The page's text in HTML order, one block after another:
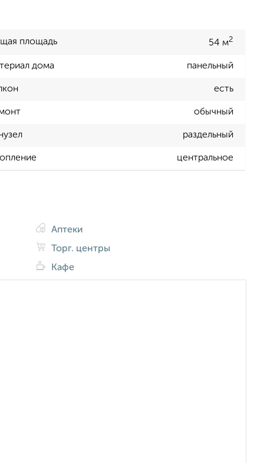
площадь 54 м2
дома панельный
есть
обычный
раздельный
центральное
Аптеки
Торг. центры
Кафе